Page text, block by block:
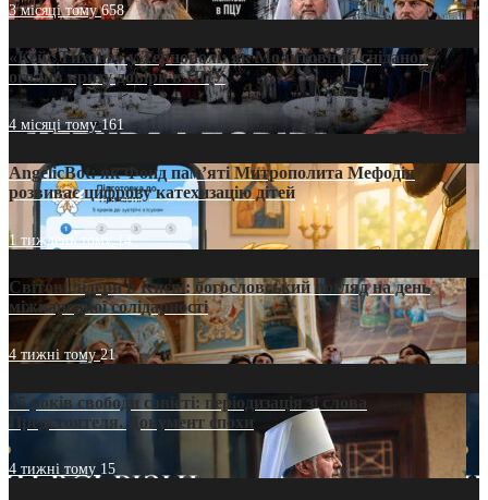
3 місяці тому658
«Кейс Тихона» у Тернополі: як Молитовний сніданок
оголив кризу довіри в ПЦУ
4 місяці тому161
AngelicBot: як Фонд пам’яті Митрополита Мефодія
розвиває цифрову катехизацію дітей
1 тиждень тому14
Світові лідери в Києві: богословський погляд на день
міжнародної солідарності
4 тижні тому21
35 років свободи совісті: періодизація зі слова
Предстоятеля. Документ епохи
4 тижні тому 15